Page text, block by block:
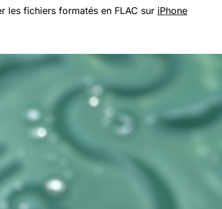
les fichiers formatés en FLAC sur iPhone